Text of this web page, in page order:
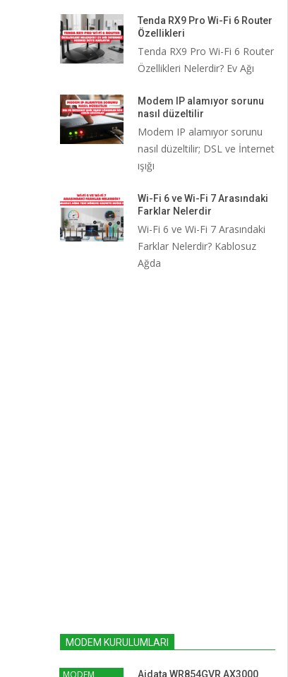
Tenda RX9 Pro Wi-Fi 6 Router
Özellikleri
Tenda RX9 Pro Wi-Fi 6 Router
Özellikleri Nelerdir? Ev Ağı
Modem IP alamıyor sorunu
nasıl düzeltilir
Modem IP alamıyor sorunu
nasıl düzeltilir; DSL ve İnternet
ışığı
Wi-Fi 6 ve Wi-Fi 7 Arasındaki
Farklar Nelerdir
Wi-Fi 6 ve Wi-Fi 7 Arasındaki
Farklar Nelerdir? Kablosuz
Ağda
MODEM KURULUMLARI
MODEM Aidata WR854GVR AX3000